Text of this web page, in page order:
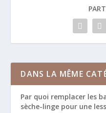
DANS LA MÊME
Par quoi remplacer les
sèche-linge pour une